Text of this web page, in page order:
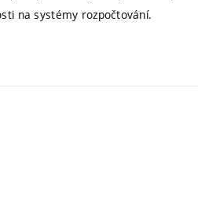
na systémy rozpočtování.